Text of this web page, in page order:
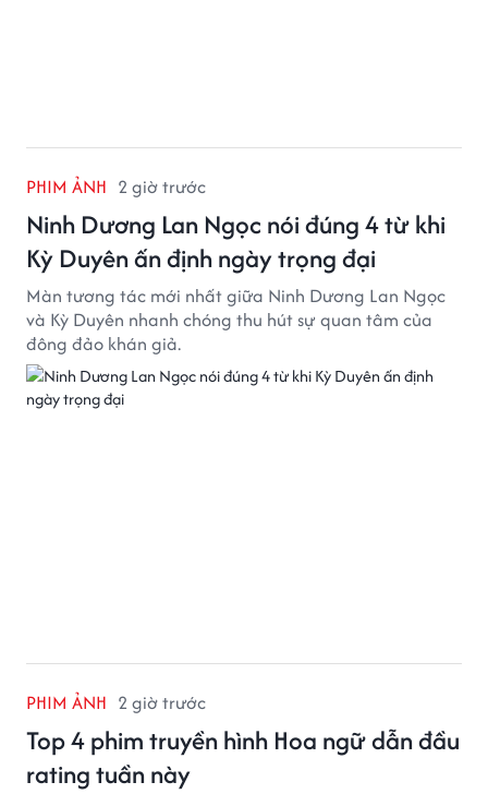
PHIM ẢNH 2 giờ trước
Ninh Dương Lan Ngọc nói đúng 4 từ khi
Kỳ Duyên ấn định ngày trọng đại
Màn tương tác mới nhất giữa Ninh Dương Lan Ngọc
và Kỳ Duyên nhanh chóng thu hút sự quan tâm của
đông đảo khán giả.
PHIM ẢNH 2 giờ trước
Top 4 phim truyền hình Hoa ngữ dẫn đầu
rating tuần này